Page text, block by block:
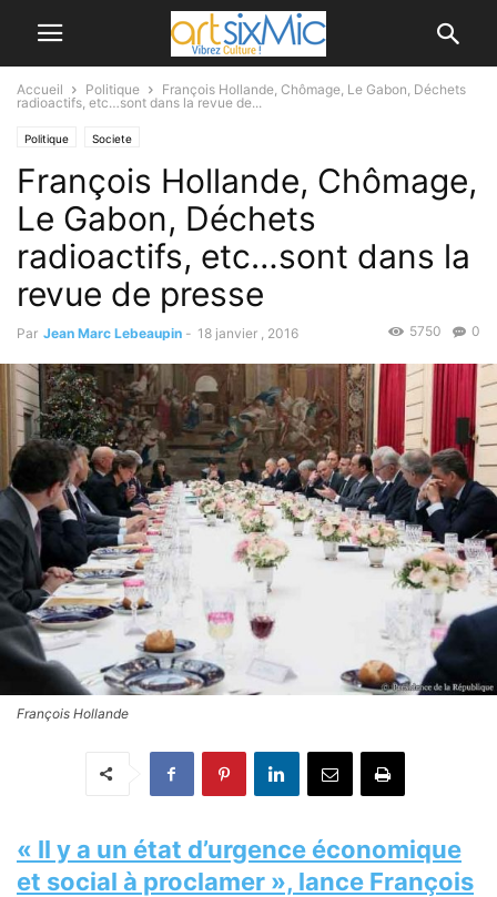
Accueil Politique
François Hollande, Chômage, Le Gabon, Déchets
radioactifs, etc…sont dans la revue de...
Politique Societe
François Hollande, Chômage,
Le Gabon, Déchets
radioactifs, etc…sont dans la
revue de presse
Par Jean Marc Lebeaupin - 18 janvier , 2016 0
5750
François Hollande
« Il y a un état d’urgence économique
et social à proclamer », lance François